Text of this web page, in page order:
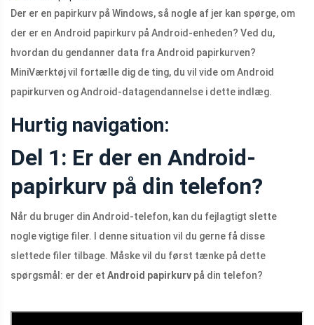
Der er en papirkurv på Windows, så nogle af jer kan spørge, om
der er en Android papirkurv på Android-enheden? Ved du,
hvordan du gendanner data fra Android papirkurven?
MiniVærktøj vil fortælle dig de ting, du vil vide om Android
papirkurven og Android-datagendannelse i dette indlæg.
Hurtig navigation:
Del 1: Er der en Android-
papirkurv på din telefon?
Når du bruger din Android-telefon, kan du fejlagtigt slette
nogle vigtige filer. I denne situation vil du gerne få disse
slettede filer tilbage. Måske vil du først tænke på dette
spørgsmål: er der et Android papirkurv på din telefon?